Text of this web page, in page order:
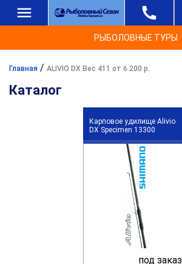
РЫБОЛОВНЫЕ ТУРЫ
Главная / ALIVIO DX Вес 411 от 6 200 р.
Каталог
Карповое удилище Alivio
DX Specimen 13300
под заказ